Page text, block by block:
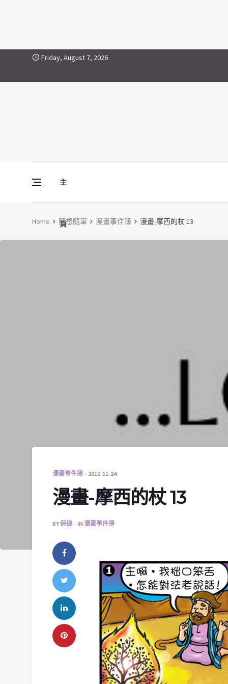
Skip to contentFriday, August 7, 2026
主
頁
Vine Media
葡萄樹傳媒
Home 隨想隨筆 漫畫事件簿 漫畫-摩西的杖 13
漫畫事件簿 2010-11-24
漫畫-摩西的杖 13
BY保捷 IN 漫畫事件簿